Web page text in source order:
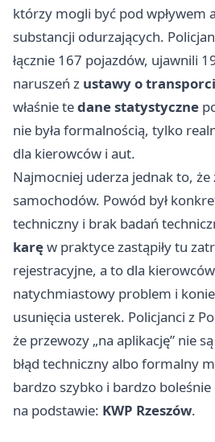
którzy mogli być pod wpływem
substancji odurzających.
łącznie 167 pojazdów, ujawnili
naruszeń z ustawy o
właśnie tedane statystyczne
nie była formalnością, tylko
dla kierowców i aut.
Najmocniej uderza jednak to,
samochodów. Powód był
techniczny i brak badań
karęw praktyce zastąpiły tu
rejestracyjne, a to dla
natychmiastowy problem i
usunięcia usterek. Policjanci z
że przewozy „na aplikację” nie
błąd techniczny albo formalny
bardzo szybko i bardzo
na podstawie: KWP Rzeszów.